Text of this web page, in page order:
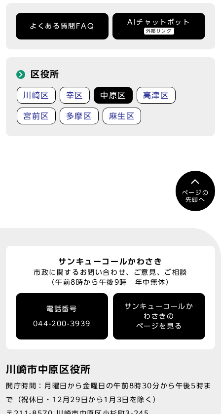
よくある質問FAQ
AIチャットボット
外部リンク
区役所
川崎区 幸区 中原区 高津区
宮前区 多摩区 麻生区
ページの
先頭へ
サンキューコールかわさき
市政に関するお問い合わせ、ご意見、ご相談
（午前8時から午後9時 年中無休）
電話番号
044-200-3939
サンキューコールか
わさきの
ページを見る
川崎市中原区役所
開庁時間：月曜日から金曜日の午前8時30分から午後5時ま
で（祝休日・12月29日から1月3日を除く）